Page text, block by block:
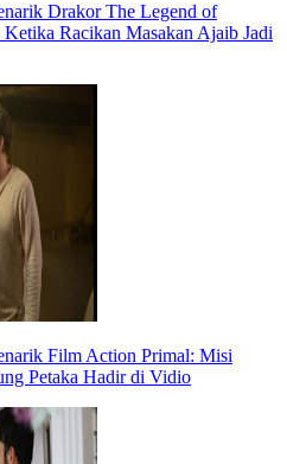
Drakor The Legend of
Racikan Masakan Ajaib Jadi
Film Action Primal: Misi
Petaka Hadir di Vidio